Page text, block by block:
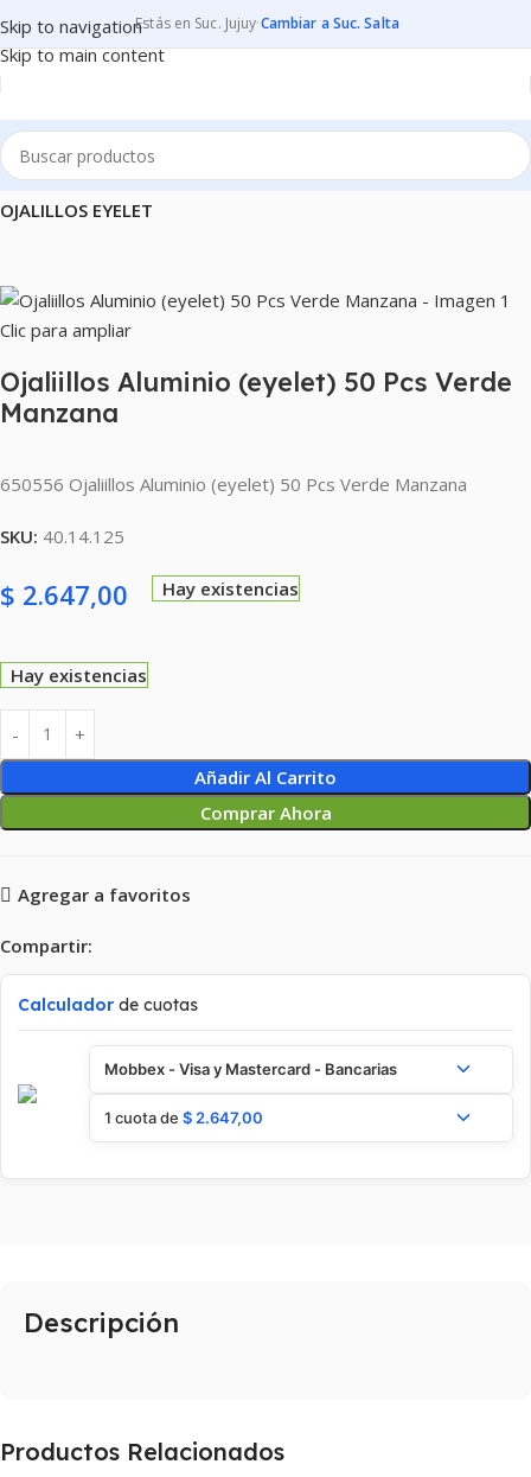
Skip to navigation
Skip to main content
Estás en Suc. Jujuy·Cambiar a Suc. Salta
Inicio ENCUADERNACION CORTE Y CRAFT PERFORAR
OJALILLOS EYELET
Clic para ampliar
Ojaliillos Aluminio (eyelet) 50 Pcs Verde
Manzana
650556 Ojaliillos Aluminio (eyelet) 50 Pcs Verde Manzana
SKU: 40.14.125
$ 2.647,00 Hay existencias
Hay existencias
Añadir Al Carrito
Comprar Ahora
Agregar a favoritos
Compartir:
Calculador de cuotas
Mobbex - Visa y Mastercard - Bancarias
1 cuota de $ 2.647,00
Descripción
Productos Relacionados